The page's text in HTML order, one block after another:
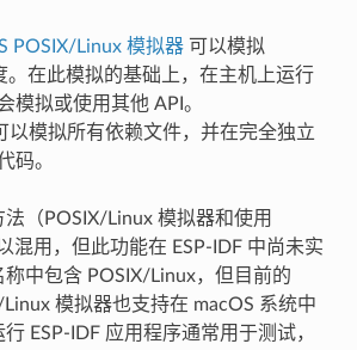
POSIX/Linux 模拟器可以模拟
。在此模拟的基础上，在主机上运行
模拟或使用其他 API。
以模拟所有依赖文件，并在完全独立
码。
（POSIX/Linux 模拟器和使用
混用，但此功能在 ESP-IDF 中尚未实
中包含 POSIX/Linux，但目前的
Linux 模拟器也支持在 macOS 系统中
ESP-IDF 应用程序通常用于测试，